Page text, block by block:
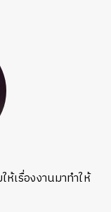
เรื่องงานมาทำให้